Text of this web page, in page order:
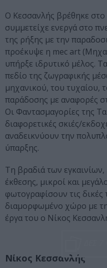
Ο Κεσσανλής βρέθηκε στο
συμμετείχε ενεργά στο
της ρήξης με την
προέκυψε η mec art
υπήρξε ιδρυτικό μέλος.
πεδίο της ζωγραφικής
μηχανικού, του τυχαίου,
παράδοσης με αναφορές
Οι Φαντασμαγορίες της
διαφορετικές σκιές/
αναδεικνύουν την
ύπαρξης.
Τη βραδιά των εγκαινίων,
έκθεσης, μικροί και
φωτογραφίσουν τις δικές
διαμορφωμένο χώρο με
έργα του ο Νίκος
Νίκος Κεσσανλής